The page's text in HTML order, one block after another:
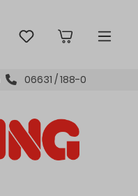
06631 / 188-0